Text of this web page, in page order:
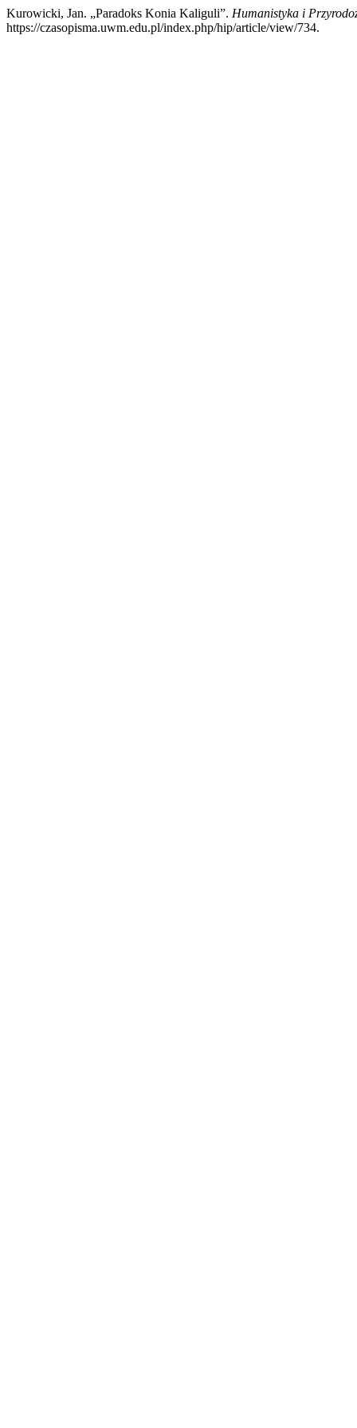
Kurowicki, Jan. „Paradoks Konia Kaliguli”. Humanistyka i
https://czasopisma.uwm.edu.pl/index.php/hip/article/view/734.